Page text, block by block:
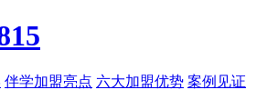
伴学加盟亮点 六大加盟优势 案例见证